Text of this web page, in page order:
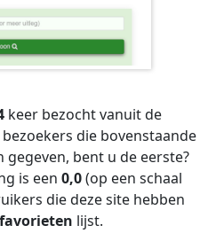
keer bezocht vanuit de
bezoekers die bovenstaande
bent u de eerste?
is een 0,0(op een schaal
die deze site hebben
lijst.